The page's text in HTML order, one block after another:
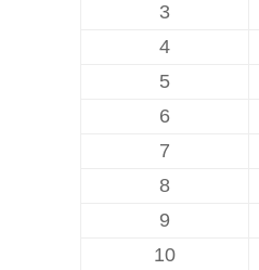
3
4
5
6
7
8
9
10